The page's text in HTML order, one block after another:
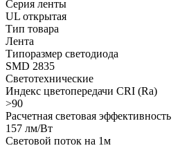
Серия ленты
UL открытая
Тип товара
Лента
Типоразмер светодиода
SMD 2835
Светотехнические
Индекс цветопередачи CRI (Ra)
>90
Расчетная световая эффективность
157 лм/Вт
Световой поток на 1м